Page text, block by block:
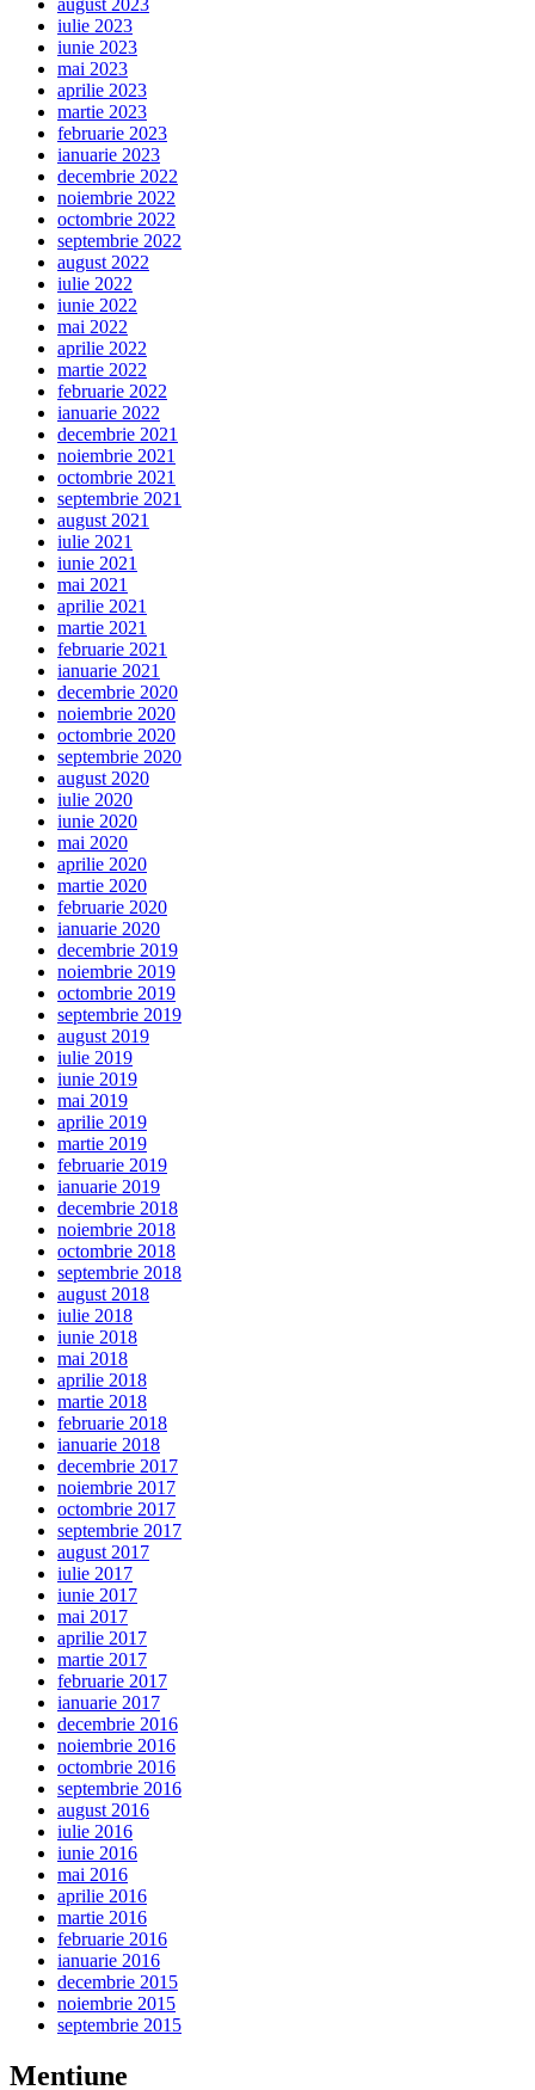
iulie 2023
iunie 2023
mai 2023
aprilie 2023
martie 2023
februarie 2023
ianuarie 2023
decembrie 2022
noiembrie 2022
octombrie 2022
septembrie 2022
august 2022
iulie 2022
iunie 2022
mai 2022
aprilie 2022
martie 2022
februarie 2022
ianuarie 2022
decembrie 2021
noiembrie 2021
octombrie 2021
septembrie 2021
august 2021
iulie 2021
iunie 2021
mai 2021
aprilie 2021
martie 2021
februarie 2021
ianuarie 2021
decembrie 2020
noiembrie 2020
octombrie 2020
septembrie 2020
august 2020
iulie 2020
iunie 2020
mai 2020
aprilie 2020
martie 2020
februarie 2020
ianuarie 2020
decembrie 2019
noiembrie 2019
octombrie 2019
septembrie 2019
august 2019
iulie 2019
iunie 2019
mai 2019
aprilie 2019
martie 2019
februarie 2019
ianuarie 2019
decembrie 2018
noiembrie 2018
octombrie 2018
septembrie 2018
august 2018
iulie 2018
iunie 2018
mai 2018
aprilie 2018
martie 2018
februarie 2018
ianuarie 2018
decembrie 2017
noiembrie 2017
octombrie 2017
septembrie 2017
august 2017
iulie 2017
iunie 2017
mai 2017
aprilie 2017
martie 2017
februarie 2017
ianuarie 2017
decembrie 2016
noiembrie 2016
octombrie 2016
septembrie 2016
august 2016
iulie 2016
iunie 2016
mai 2016
aprilie 2016
martie 2016
februarie 2016
ianuarie 2016
decembrie 2015
noiembrie 2015
septembrie 2015
Mentiune